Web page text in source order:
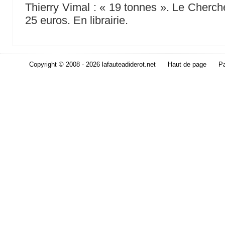
Thierry Vimal : « 19 tonnes ». Le
25 euros. En librairie.
Copyright © 2008 - 2026 lafauteadiderot.net Haut de page